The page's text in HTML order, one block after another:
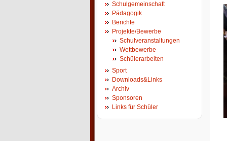
Schulgemeinschaft
Pädagogik
Berichte
Projekte/Bewerbe
Schulveranstaltungen
Wettbewerbe
Schülerarbeiten
Sport
Downloads&Links
Archiv
Sponsoren
Links für Schüler